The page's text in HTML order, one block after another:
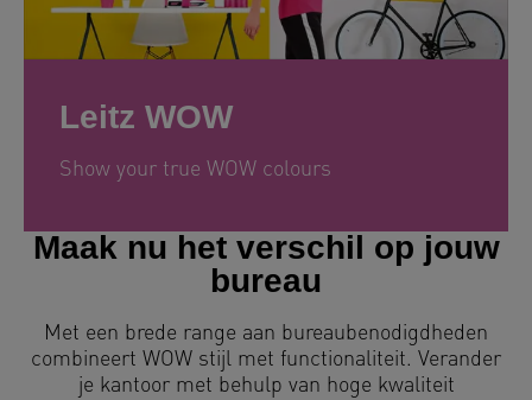
Leitz WOW
Show your true WOW colours
Maak nu het verschil op jouw
bureau
Met een brede range aan bureaubenodigdheden
combineert WOW stijl met functionaliteit. Verander
je kantoor met behulp van hoge kwaliteit